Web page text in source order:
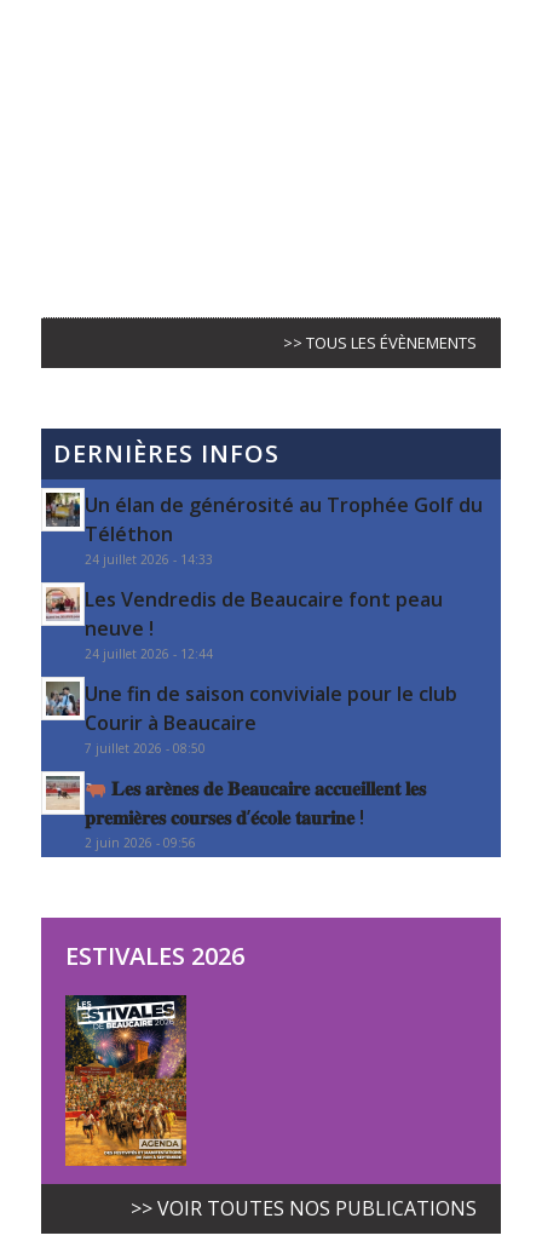
>> TOUS LES ÉVÈNEMENTS
DERNIÈRES INFOS
Un élan de générosité au Trophée Golf du
Téléthon
24 juillet 2026 - 14:33
Les Vendredis de Beaucaire font peau
neuve !
24 juillet 2026 - 12:44
Une fin de saison conviviale pour le club
Courir à Beaucaire
7 juillet 2026 - 08:50
𝐋𝐞𝐬 𝐚𝐫𝐞̀𝐧𝐞𝐬 𝐝𝐞 𝐁𝐞𝐚𝐮𝐜𝐚𝐢𝐫𝐞 𝐚𝐜𝐜𝐮𝐞𝐢𝐥𝐥𝐞𝐧𝐭 𝐥𝐞𝐬
𝐩𝐫𝐞𝐦𝐢𝐞̀𝐫𝐞𝐬 𝐜𝐨𝐮𝐫𝐬𝐞𝐬 𝐝’𝐞́𝐜𝐨𝐥𝐞 𝐭𝐚𝐮𝐫𝐢𝐧𝐞 !
2 juin 2026 - 09:56
ESTIVALES 2026
>> VOIR TOUTES NOS PUBLICATIONS